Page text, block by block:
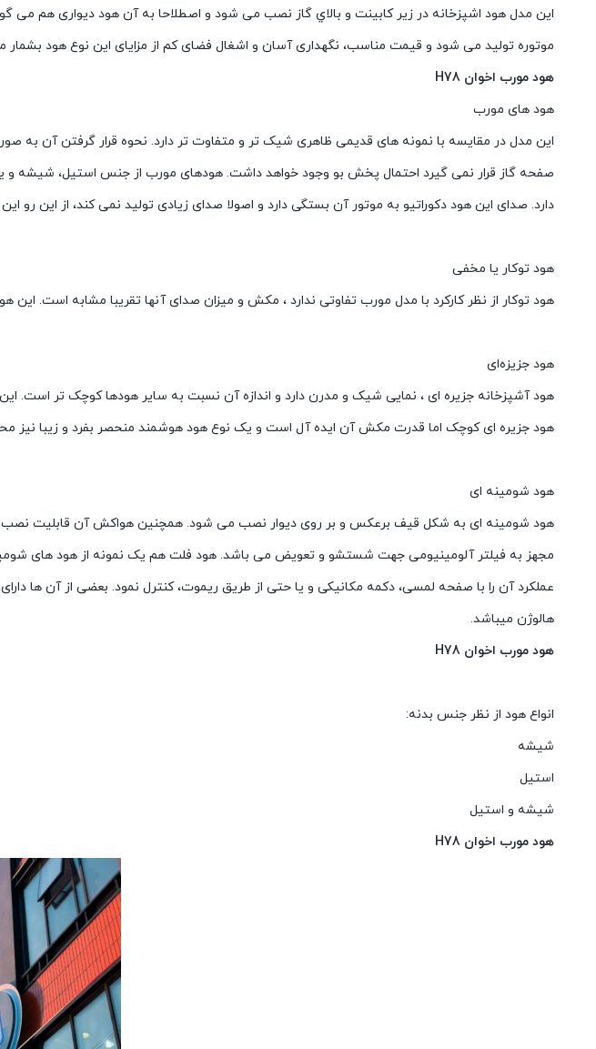
اين مدل هود اشپزخانه در زیر کابينت و بالاي گاز نصب می شود و اصطلاحا به آن هود ديواری هم می
موتوره توليد می شود و قيمت مناسب، نگهداری آسان و اشغال فضای کم از مزایای این نوع هود
هود مورب اخوان H78
هود های مورب
صفحه گاز قرار نمی گیرد احتمال پخش بو وجود خواهد داشت. هودهای مورب از جنس استیل، شیشه و
دارد. صدای این هود دکوراتیو به موتور آن بستگی دارد و اصولا صدای زیادی تولید نمی کند، از این رو
هود توکار یا مخفی
هود توکار از نظر کارکرد با مدل مورب تفاوتی ندارد ، مکش و میزان صدای آنها تقریبا مشابه است.
هود جزیزه‌ای
هود آشپزخانه جزیره ای ، نمایی شیک و مدرن دارد و اندازه آن نسبت به سایر هودها کوچک تر
هود جزیره ای کوچک اما قدرت مکش آن ایده آل است و یک نوع هود هوشمند منحصر بفرد و زیبا
هود شومینه ای
هود شومینه ای به شکل قیف برعکس و بر روی دیوار نصب می شود. همچنین هواکش آن قابلیت نصب
هالوژن میباشد.
هود مورب اخوان H78
انواع هود از نظر جنس بدنه:
شیشه
استیل
شیشه و استیل
هود مورب اخوان H78